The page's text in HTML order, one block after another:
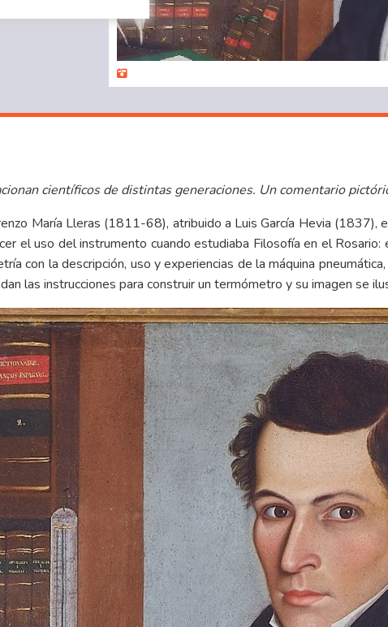
científicos de distintas generaciones. Un comentario
María Lleras (1811-68), atribuido a Luis García Hevia (1837),
el uso del instrumento cuando estudiaba Filosofía en el
con la descripción, uso y experiencias de la máquina
las instrucciones para construir un termómetro y su imagen se